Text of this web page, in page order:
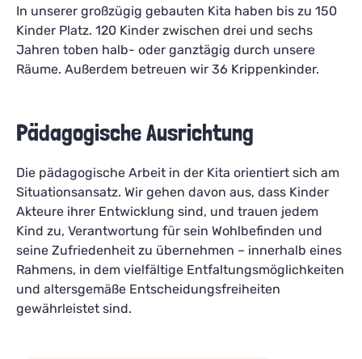
In unserer großzügig gebauten Kita haben bis zu 150
Kinder Platz. 120 Kinder zwischen drei und sechs
Jahren toben halb- oder ganztägig durch unsere
Räume. Außerdem betreuen wir 36 Krippenkinder.
Pädagogische Ausrichtung
Die pädagogische Arbeit in der Kita orientiert sich am
Situationsansatz. Wir gehen davon aus, dass Kinder
Akteure ihrer Entwicklung sind, und trauen jedem
Kind zu, Verantwortung für sein Wohlbefinden und
seine Zufriedenheit zu übernehmen – innerhalb eines
Rahmens, in dem vielfältige Entfaltungsmöglichkeiten
und altersgemäße Entscheidungsfreiheiten
gewährleistet sind.